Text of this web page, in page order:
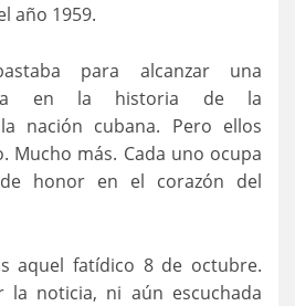
año 1959.
para alcanzar una
en la historia de la
nación cubana. Pero ellos
Mucho más. Cada uno ocupa
honor en el corazón del
aquel fatídico 8 de octubre.
la noticia, ni aún escuchada